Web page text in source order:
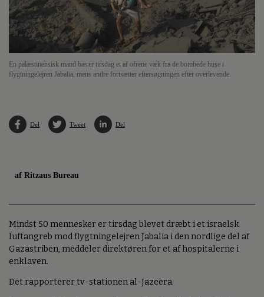
En palæstinensisk mand bærer tirsdag et af ofrene væk fra de bombede huse i
flygtningelejren Jabalia, mens andre fortsætter eftersøgningen efter overlevende.
Del Tweet Del
af Ritzaus Bureau
Mindst 50 mennesker er tirsdag blevet dræbt i et israelsk
luftangreb mod flygtningelejren Jabalia i den nordlige del af
Gazastriben, meddeler direktøren for et af hospitalerne i
enklaven.
Det rapporterer tv-stationen al-Jazeera.